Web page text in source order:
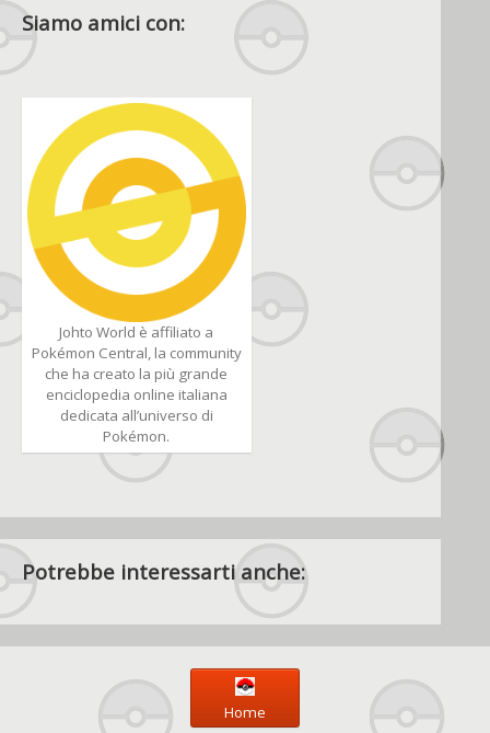
Siamo amici con:
Johto World è affiliato a
Pokémon Central, la community
che ha creato la più grande
enciclopedia online italiana
dedicata all’universo di
Pokémon.
Potrebbe interessarti anche:
Home